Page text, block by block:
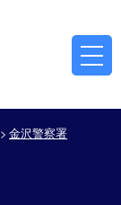
金沢警察署